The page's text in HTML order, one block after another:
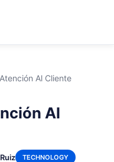
Al Cliente
Al
TECHNOLOGY